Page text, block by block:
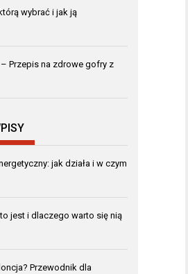
wybrać i jak ją
Przepis na zdrowe gofry z
jak działa i w czym
jest i dlaczego warto się nią
Przewodnik dla